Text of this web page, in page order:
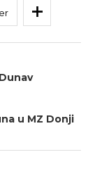
u MZ Donji